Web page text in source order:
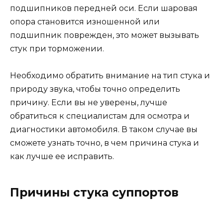
подшипников передней оси. Если шаровая
опора становится изношенной или
подшипник поврежден, это может вызывать
стук при торможении.
Необходимо обратить внимание на тип стука и
природу звука, чтобы точно определить
причину. Если вы не уверены, лучше
обратиться к специалистам для осмотра и
диагностики автомобиля. В таком случае вы
сможете узнать точно, в чем причина стука и
как лучше ее исправить.
Причины стука суппортов